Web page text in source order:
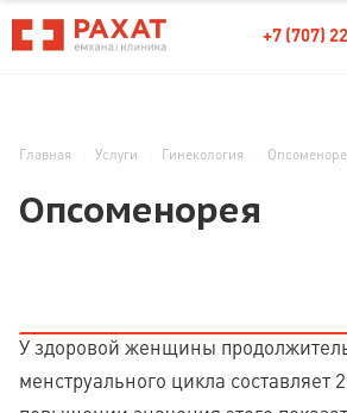
+7 (707)
Главная Услуги Гинекология
Опсоменорея
У здоровой женщины
менструального цикла составляет